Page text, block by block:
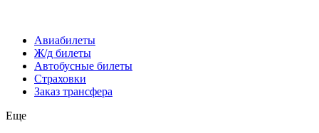
Авиабилеты
Ж/д билеты
Автобусные билеты
Страховки
Заказ трансфера
Еще